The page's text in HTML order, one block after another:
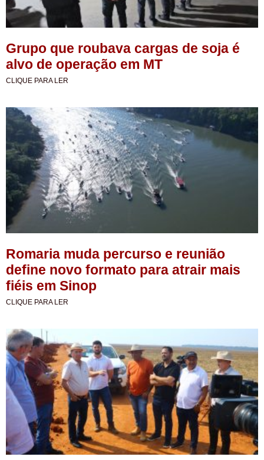
Grupo que roubava cargas de soja é
alvo de operação em MT
CLIQUE PARA LER
Romaria muda percurso e reunião
define novo formato para atrair mais
fiéis em Sinop
CLIQUE PARA LER